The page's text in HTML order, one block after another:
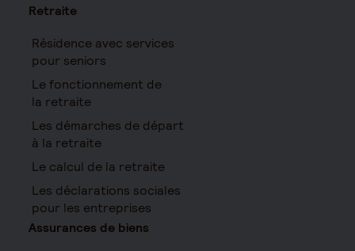
Retraite
Résidence avec services
pour seniors
Le fonctionnement de
la retraite
Les démarches de départ
à la retraite
Le calcul de la retraite
Les déclarations sociales
pour les entreprises
Assurances de biens